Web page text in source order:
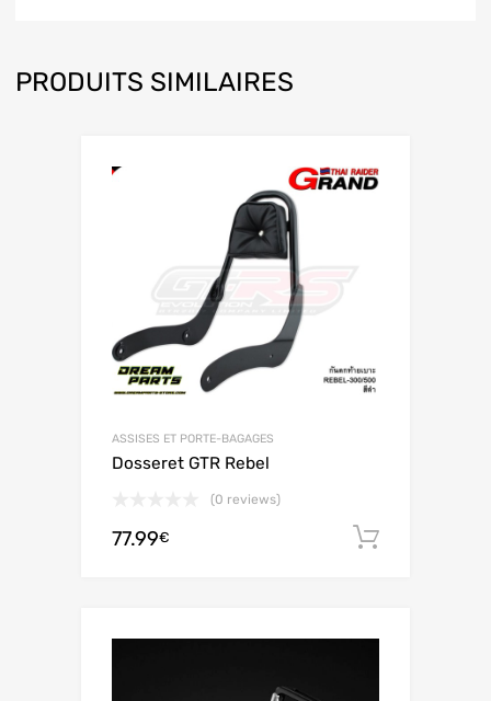
PRODUITS SIMILAIRES
ASSISES ET PORTE-BAGAGES
Dosseret GTR Rebel
(0 reviews)
77.99€